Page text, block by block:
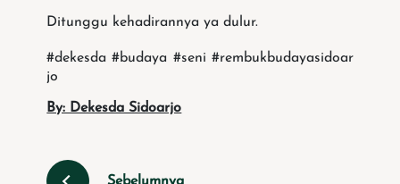
Ditunggu kehadirannya ya dulur.
#dekesda #budaya #seni #rembukbudayasidoar
jo
By: Dekesda Sidoarjo
Sebelumnya